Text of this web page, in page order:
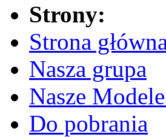
Strony:
Strona
Nasza grupa
Nasze
Do pobrania